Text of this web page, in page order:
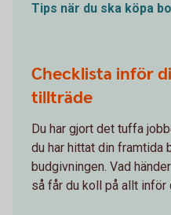
Tips när du ska köpa
Checklista inför
tillträde
Du har gjort det tuffa
du har hittat din framtida
budgivningen. Vad
så får du koll på allt inför